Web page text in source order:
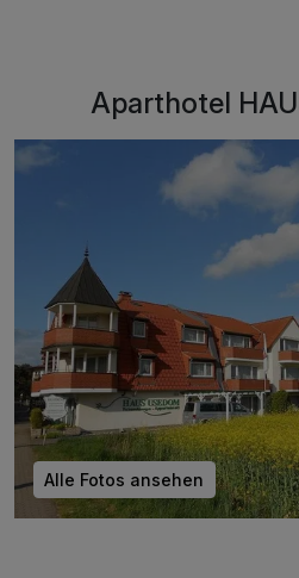
Aparthotel
Alle Fotos ansehen